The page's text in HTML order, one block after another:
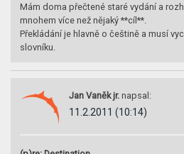
Mám doma přečtené staré vydání a
mnohem více než nějaký **cíl**.
Překládání je hlavně o češtině a musí
slovníku.
Jan Vaněk jr. napsal:
11.2.2011 (10:14)